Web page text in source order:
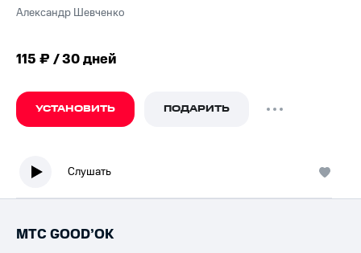
Александр Шевченко
115 ₽ / 30 дней
УСТАНОВИТЬ ПОДАРИТЬ
Слушать
МТС GOOD’OK